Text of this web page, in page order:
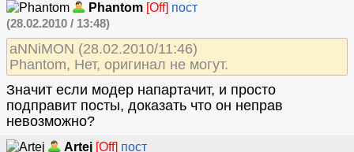
Phantom [Off] пост
(28.02.2010 / 13:48)
aNNiMON (28.02.2010/11:46)
Phantom, Нет, оригинал не могут.
Значит если модер напартачит, и просто
подправит посты, доказать что он неправ
невозможно?
Artej [Off] пост